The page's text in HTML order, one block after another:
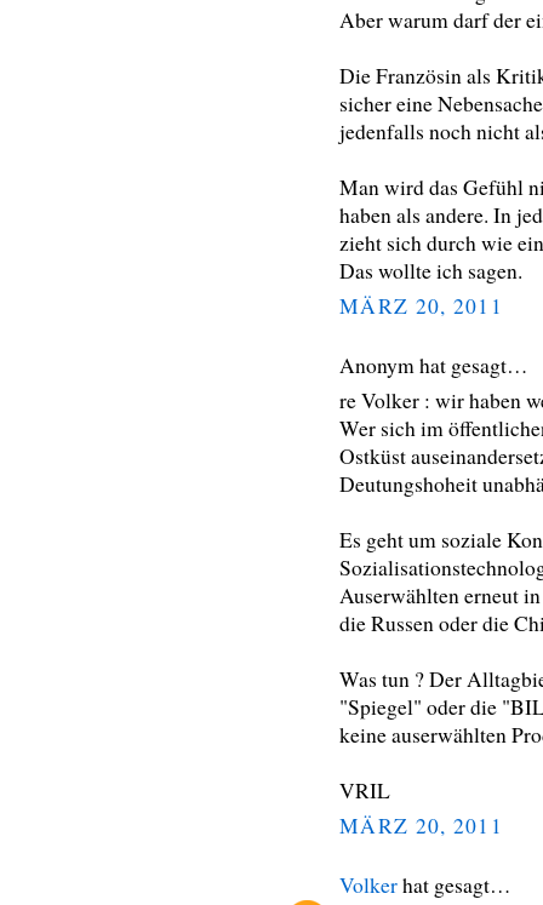
Aber warum darf der
Die Französin als
sicher eine
jedenfalls noch nicht
Man wird das Gefühl
haben als andere. In
zieht sich durch wie
Das wollte ich sagen.
MÄRZ 20, 2011
Anonym hat gesagt…
re Volker : wir haben
Wer sich im
Ostküst
Deutungshoheit
Es geht um soziale
Auserwählten erneut
die Russen oder die
Was tun ? Der
"Spiegel" oder die
keine auserwählten
VRIL
MÄRZ 20, 2011
Volkerhat gesagt…